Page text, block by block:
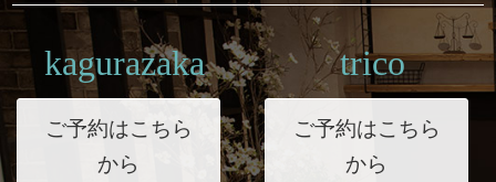
kagurazaka
ご予約はこちら
から
trico
ご予約はこちら
から